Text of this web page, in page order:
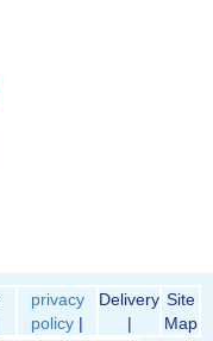
privacy
policy |
Delivery
|
Site
Map